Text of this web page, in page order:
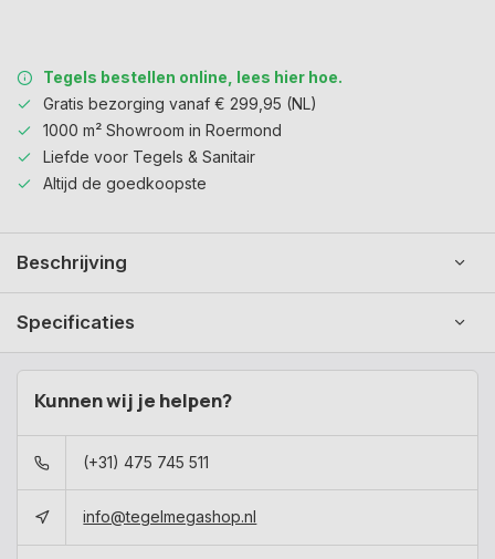
Tegels bestellen online, lees hier hoe.
Gratis bezorging vanaf € 299,95 (NL)
1000 m² Showroom in Roermond
Liefde voor Tegels & Sanitair
Altijd de goedkoopste
Beschrijving
Specificaties
Kunnen wij je helpen?
(+31) 475 745 511
info@tegelmegashop.nl